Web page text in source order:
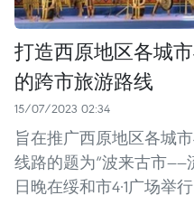
打造西原地区各城
的跨市旅游路线
15/07/2023 02:34
旨在推广西原地区各城
线路的题为“波来古市——
日晚在绥和市4·1广场举行